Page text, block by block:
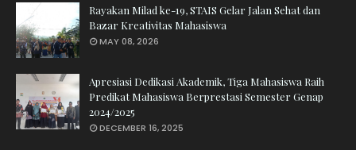
Rayakan Milad ke-19, STAIS Gelar Jalan Sehat dan
Bazar Kreativitas Mahasiswa
MAY 08, 2026
Apresiasi Dedikasi Akademik, Tiga Mahasiswa Raih
Predikat Mahasiswa Berprestasi Semester Genap
2024/2025
DECEMBER 16, 2025